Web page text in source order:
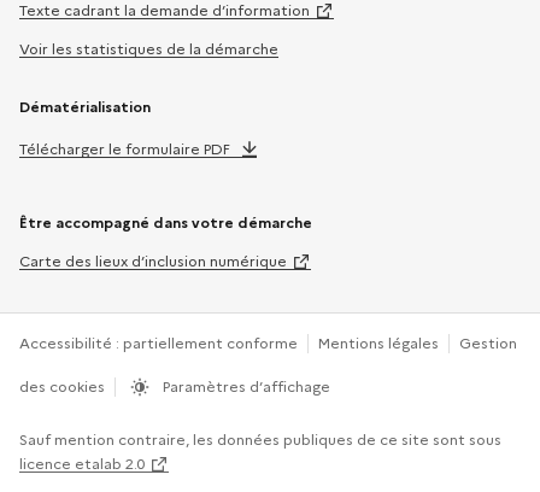
Texte cadrant la demande d’information
Voir les statistiques de la démarche
Dématérialisation
Télécharger le formulaire PDF
Être accompagné dans votre démarche
Carte des lieux d’inclusion numérique
Accessibilité : partiellement conforme Mentions légales Gestion
des cookies Paramètres d’affichage
Sauf mention contraire, les données publiques de ce site sont sous
licence etalab 2.0